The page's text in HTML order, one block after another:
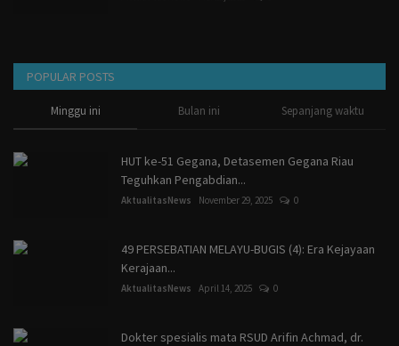
POPULAR POSTS
Minggu ini Bulan ini Sepanjang waktu
HUT ke-51 Gegana, Detasemen Gegana Riau
Teguhkan Pengabdian...
AktualitasNews November 29, 2025 0
49 PERSEBATIAN MELAYU-BUGIS (4): Era Kejayaan
Kerajaan...
AktualitasNews April 14, 2025 0
Dokter spesialis mata RSUD Arifin Achmad, dr.